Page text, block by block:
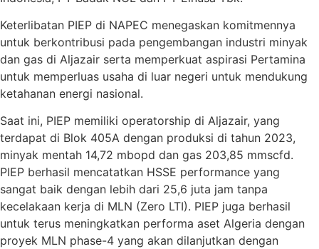
Keterlibatan PIEP di NAPEC menegaskan komitmennya
untuk berkontribusi pada pengembangan industri minyak
dan gas di Aljazair serta memperkuat aspirasi Pertamina
untuk memperluas usaha di luar negeri untuk mendukung
ketahanan energi nasional.
Saat ini, PIEP memiliki operatorship di Aljazair, yang
terdapat di Blok 405A dengan produksi di tahun 2023,
minyak mentah 14,72 mbopd dan gas 203,85 mmscfd.
PIEP berhasil mencatatkan HSSE performance yang
sangat baik dengan lebih dari 25,6 juta jam tanpa
kecelakaan kerja di MLN (Zero LTI). PIEP juga berhasil
untuk terus meningkatkan performa aset Algeria dengan
proyek MLN phase-4 yang akan dilanjutkan dengan